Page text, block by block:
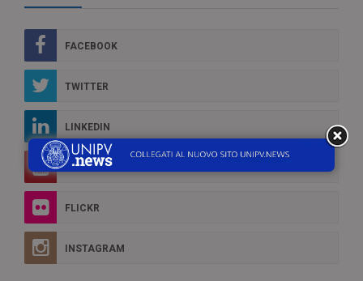
FACEBOOK
TWITTER
LINKEDIN
YOUTUBE
FLICKR
INSTAGRAM